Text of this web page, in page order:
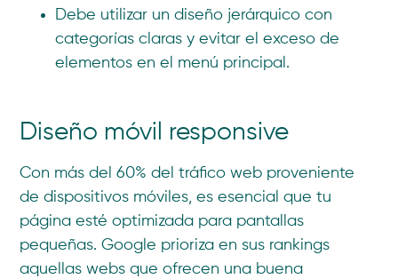
Debe utilizar un diseño jerárquico con
categorías claras y evitar el exceso de
elementos en el menú principal.
Diseño móvil responsive
Con más del 60% del tráfico web proveniente
de dispositivos móviles, es esencial que tu
página esté optimizada para pantallas
pequeñas. Google prioriza en sus rankings
aquellas webs que ofrecen una buena